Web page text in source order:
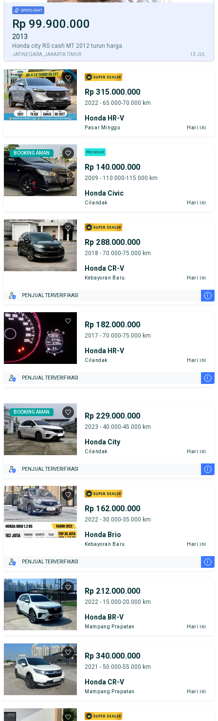
Rp 99.900.000
2013
Honda city RS cash MT 2012 turun harga
JATINEGARA, JAKARTA TIMUR 13 JUL
Rp 315.000.000
2022 - 65.000-70.000 km
Honda HR-V
Pasar Minggu Hari ini
BOOKING AMAN
Rp 140.000.000
2009 - 110.000-115.000 km
Honda Civic
Cilandak Hari ini
Rp 288.000.000
2018 - 70.000-75.000 km
Honda CR-V
Kebayoran Baru Hari ini
PENJUAL TERVERIFIKASI i
Rp 182.000.000
2017 - 70.000-75.000 km
Honda HR-V
Cilandak Hari ini
PENJUAL TERVERIFIKASI i
BOOKING AMAN Rp 229.000.000
2023 - 40.000-45.000 km
Honda City
Cilandak Hari ini
PENJUAL TERVERIFIKASI i
Rp 162.000.000
2022 - 30.000-35.000 km
Honda Brio
Kebayoran Baru Hari ini
PENJUAL TERVERIFIKASI i
Rp 212.000.000
2022 - 15.000-20.000 km
Honda BR-V
Mampang Prapatan Hari ini
Rp 340.000.000
2021 - 50.000-55.000 km
Honda CR-V
Mampang Prapatan Hari ini